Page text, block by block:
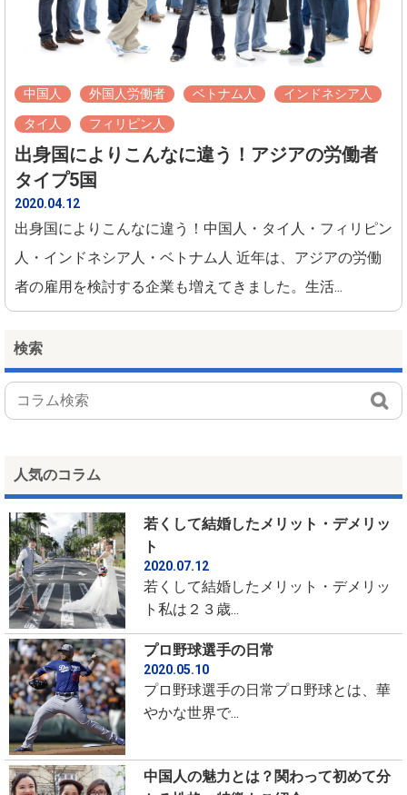
中国人 外国人労働者 ベトナム人 インドネシア人
タイ人 フィリピン人
出身国によりこんなに違う！アジアの労働者
タイプ5国
2020.04.12
出身国によりこんなに違う！中国人・タイ人・フィリピン
人・インドネシア人・ベトナム人 近年は、アジアの労働
者の雇用を検討する企業も増えてきました。生活...
検索
人気のコラム
若くして結婚したメリット・デメリッ
ト
2020.07.12
若くして結婚したメリット・デメリッ
ト私は２３歳...
プロ野球選手の日常
2020.05.10
プロ野球選手の日常プロ野球とは、華
やかな世界で...
中国人の魅力とは？関わって初めて分